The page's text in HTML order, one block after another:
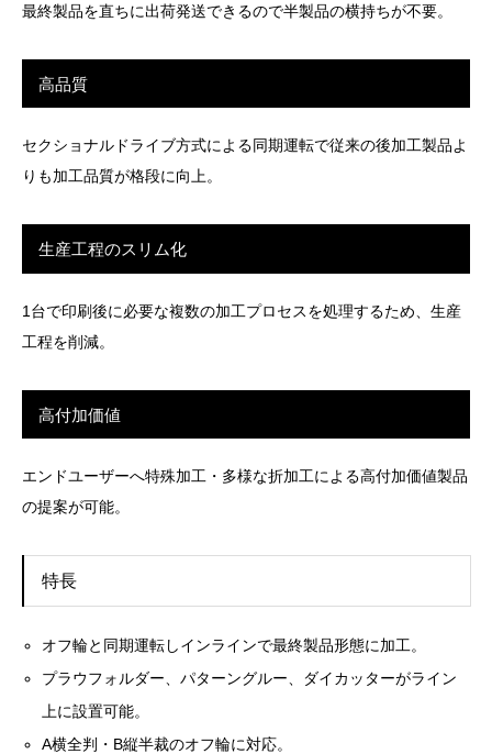
最終製品を直ちに出荷発送できるので半製品の横持ちが不要。
高品質
セクショナルドライブ方式による同期運転で従来の後加工製品よ
りも加工品質が格段に向上。
生産工程のスリム化
1台で印刷後に必要な複数の加工プロセスを処理するため、生産
工程を削減。
高付加価値
エンドユーザーへ特殊加工・多様な折加工による高付加価値製品
の提案が可能。
特長
オフ輪と同期運転しインラインで最終製品形態に加工。
プラウフォルダー、パターングルー、ダイカッターがライン
上に設置可能。
A横全判・B縦半裁のオフ輪に対応。